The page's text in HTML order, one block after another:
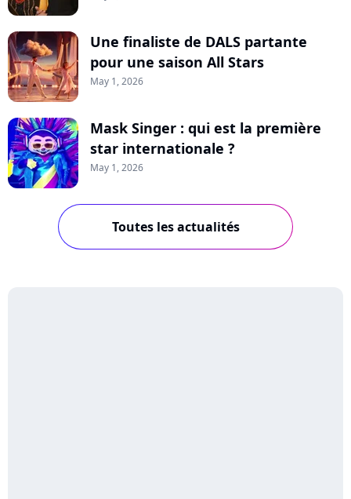
Une finaliste de DALS partante
pour une saison All Stars
May 1, 2026
Mask Singer : qui est la première
star internationale ?
May 1, 2026
Toutes les actualités